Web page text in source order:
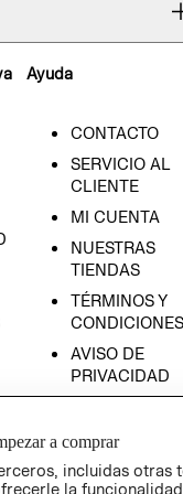
Ayuda
CONTACTO
SERVICIO AL
CLIENTE
MI CUENTA
NUESTRAS
TIENDAS
TÉRMINOS Y
CONDICIONES
AVISO DE
PRIVACIDAD
AVISO DE
a comprar
incluidas otras
la